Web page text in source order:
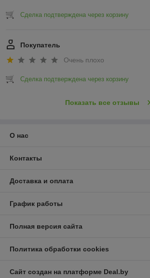
Сделка подтверждена через корзину
Покупатель
Очень плохо
Сделка подтверждена через корзину
Показать все отзывы
О нас
Контакты
Доставка и оплата
График работы
Полная версия сайта
Политика обработки cookies
Сайт создан на платформе Deal.by